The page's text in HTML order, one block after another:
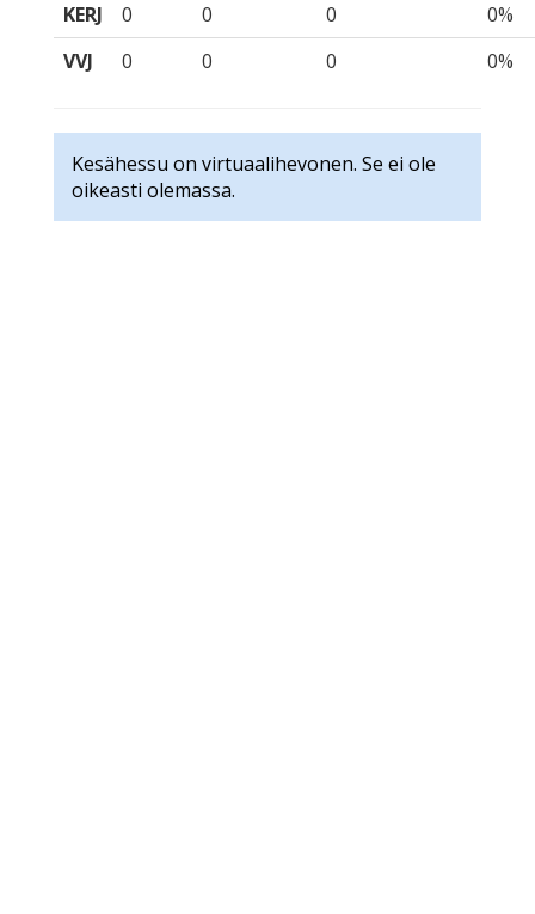
KERJ
0 0 0
0%
VVJ
0 0 0 0%
Kesähessu on virtuaalihevonen. Se ei ole
oikeasti olemassa.